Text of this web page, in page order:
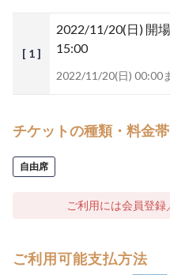
[ 1 ]
2022/11/20(日) 開
15:00
2022/11/20(日) 00:00
チケットの種類・料金帯
自由席
ご利用には会員登録
ご利用可能支払方法